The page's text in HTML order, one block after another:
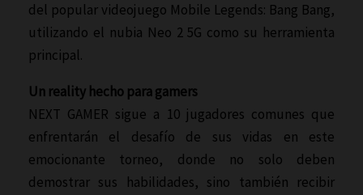
del popular videojuego Mobile Legends: Bang Bang,
utilizando el nubia Neo 2 5G como su herramienta
principal.
Un reality hecho para gamers
NEXT GAMER sigue a 10 jugadores comunes que
enfrentarán el desafío de sus vidas en este
emocionante torneo, donde no solo deben
demostrar sus habilidades, sino también recibir